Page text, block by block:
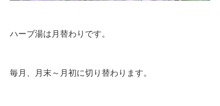
ハーブ湯は月替わりです。
毎月、月末～月初に切り替わります。